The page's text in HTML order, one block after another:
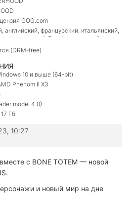
GOG.com
английский, французский, итальянский,
испанский Лат. Ам., турецкий
(DRM-free)
10 и выше (64-bit)
Phenom II X3
model 4.0)
17 Гб
10:27
с BONE TOTEM — новой
и новый мир на дне